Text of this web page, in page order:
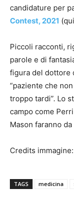
candidature per
Contest, 2021
Piccoli racconti,
parole e di
figura del dottore
“paziente che
troppo tardi”. Lo
campo come
Mason faranno
Credits immagine:
TAGS medicina